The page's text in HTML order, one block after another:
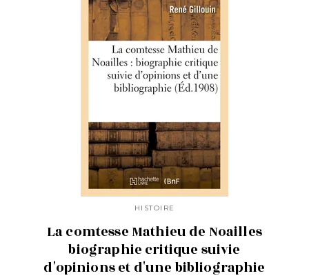
HISTOIRE
La comtesse Mathieu de Noailles
biographie critique suivie
d'opinions et d'une bibliographie